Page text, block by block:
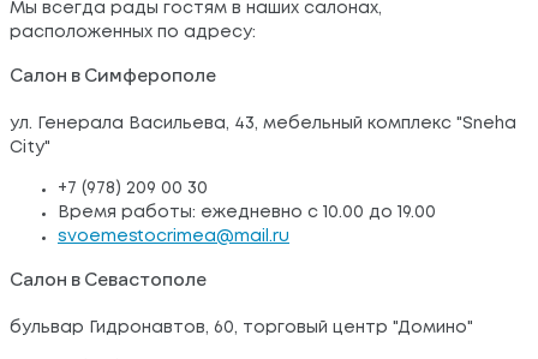
Мы всегда рады гостям в наших салонах,
расположенных по адресу:
Салон в Симферополе
ул. Генерала Васильева, 43, мебельный комплекс "Sneha
City"
+7 (978) 209 00 30
Время работы: ежедневно с 10.00 до 19.00
svoemestocrimea@mail.ru
Салон в Севастополе
бульвар Гидронавтов, 60, торговый центр "Домино"